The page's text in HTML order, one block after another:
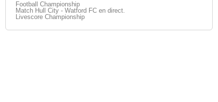
Football Championship
Match Hull City - Watford FC en direct.
Livescore Championship